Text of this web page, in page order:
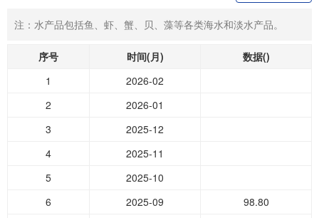
注：水产品包括鱼、虾、蟹、贝、藻等各类海水和淡水产品。
序号 时间(月)
数据()
1
2026-02
2
2026-01
3
2025-12
4
2025-11
5
2025-10
6
2025-09
98.80